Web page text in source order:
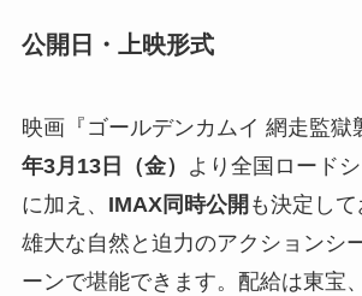
公開日・上映形式
映画『ゴールデンカムイ 網走監獄
年3月13日（金）
より全国ロード
に加え、 IMAX同時公開 も決定し
雄大な自然と迫力のアクションシ
ーンで堪能できます。配給は東宝